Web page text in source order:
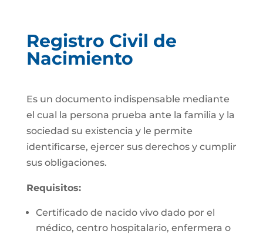
Registro Civil de
Nacimiento
Es un documento indispensable mediante
el cual la persona prueba ante la familia y la
sociedad su existencia y le permite
identificarse, ejercer sus derechos y cumplir
sus obligaciones.
Requisitos:
Certificado de nacido vivo dado por el
médico, centro hospitalario, enfermera o